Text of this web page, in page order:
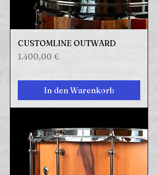
CUSTOMLINE OUTWARD
Preis
1.400,00 €
In den Warenkorb